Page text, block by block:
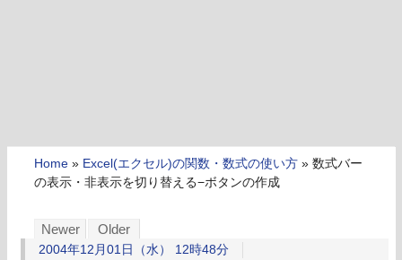
Home » Excel(エクセル)の関数・数式の使い方 » 数式バー
の表示・非表示を切り替える−ボタンの作成
Newer Older
2004年12月01日（水） 12時48分